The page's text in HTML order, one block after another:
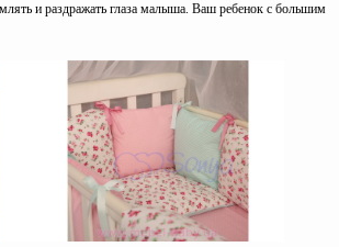
и раздражать глаза малыша. Ваш ребенок с большим